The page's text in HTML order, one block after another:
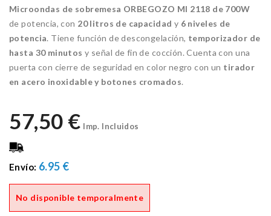
Microondas de sobremesa ORBEGOZO MI 2118 de 700W
de potencia, con 20 litros de capacidad y 6 niveles de
potencia. Tiene función de descongelación, temporizador de
hasta 30 minutos y señal de fin de cocción. Cuenta con una
puerta con cierre de seguridad en color negro con un tirador
en acero inoxidable y botones cromados.
57,50 € Imp. Incluidos
Envío: 6.95 €
No disponible temporalmente